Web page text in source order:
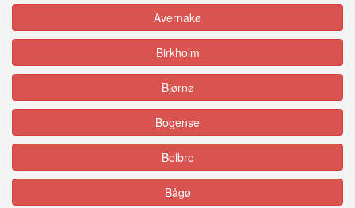
Avernakø
Birkholm
Bjørnø
Bogense
Bolbro
Bågø